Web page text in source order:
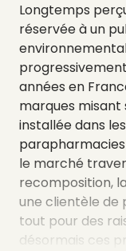
Longtemps
réservée à un
années en
marques misant
installée dans
parapharmacies
le marché
recomposition,
une clientèle de
tout pour des
désormais ces